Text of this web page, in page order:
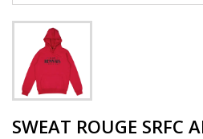
SWEAT ROUGE SRFC